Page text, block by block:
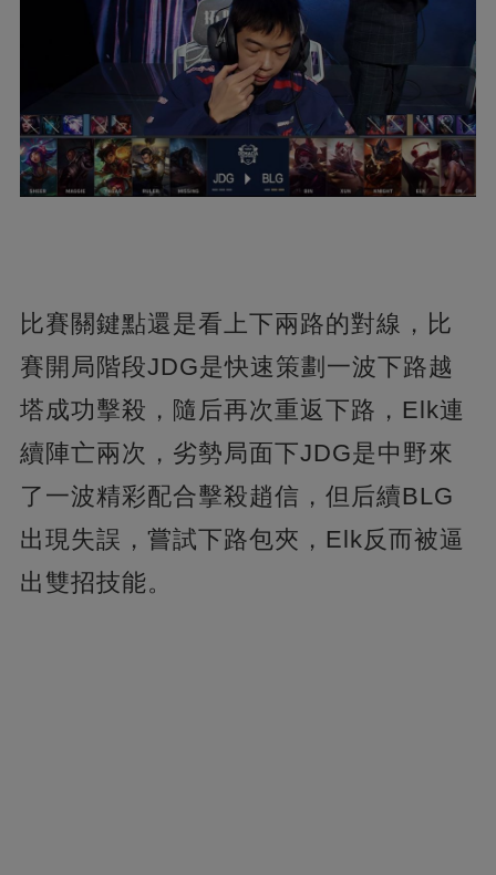
比賽關鍵點還是看上下兩路的對線，比
賽開局階段JDG是快速策劃一波下路越
塔成功擊殺，隨后再次重返下路，Elk連
續陣亡兩次，劣勢局面下JDG是中野來
了一波精彩配合擊殺趙信，但后續BLG
出現失誤，嘗試下路包夾，Elk反而被逼
出雙招技能。